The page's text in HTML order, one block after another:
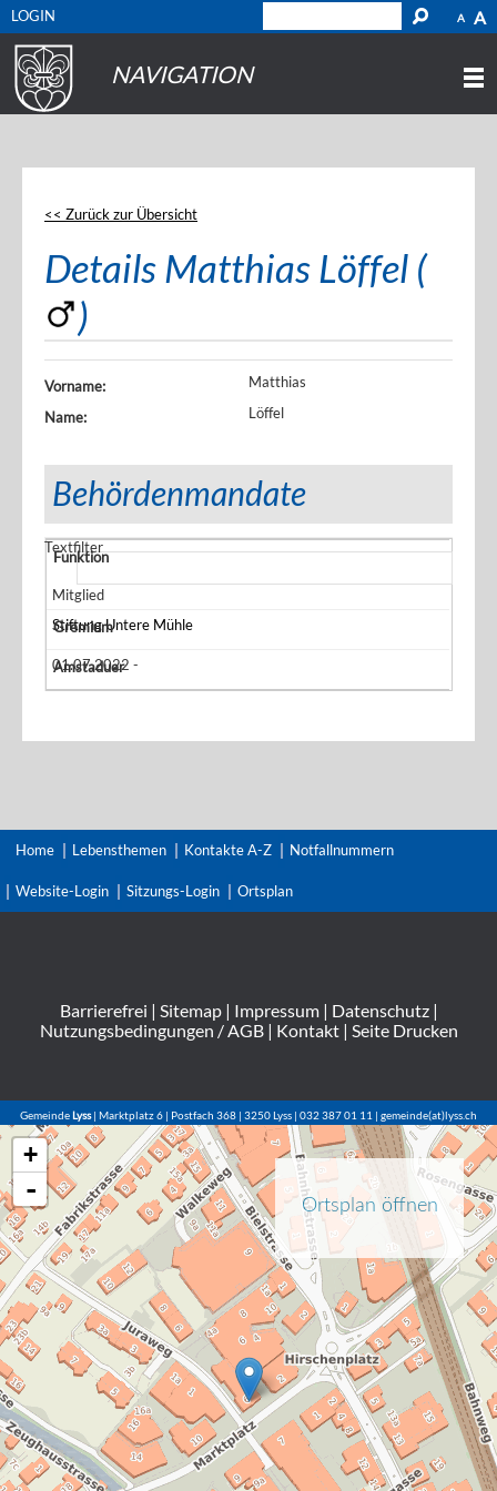
A A
LOGIN
NAVIGATION
<< Zurück zur Übersicht
Details Matthias Löffel (
)
Vorname:
Matthias
Name:
Löffel
Behördenmandate
Textfilter
Mitglied
Stiftung Untere Mühle
01.07.2022 -
Home Lebensthemen Kontakte A-Z Notfallnummern
Website-Login Sitzungs-Login Ortsplan
Barrierefrei | Sitemap| Impressum| Datenschutz|
Nutzungsbedingungen / AGB| Kontakt| Seite Drucken
GemeindeLyss| Marktplatz 6 | Postfach 368 | 3250 Lyss | 032 387 01 11 | gemeinde(at)lyss.ch